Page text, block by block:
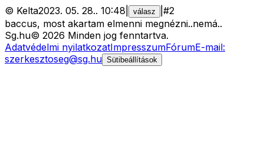
© Kelta2023. 05. 28.. 10:48 válasz #2
baccus, most akartam elmenni megnézni..nemá..
Sg.hu© 2026 Minden jog fenntartva.
Adatvédelmi nyilatkozatImpresszumFórumE-mail:
szerkesztoseg@sg.hu Sütibeállítások